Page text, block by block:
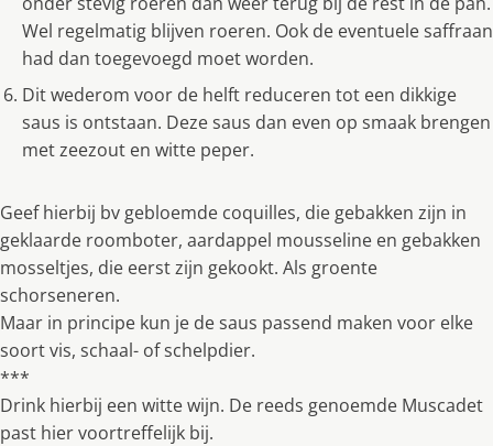
Wel regelmatig blijven roeren. Ook de eventuele saffraan
had dan toegevoegd moet worden.
Dit wederom voor de helft reduceren tot een dikkige
saus is ontstaan. Deze saus dan even op smaak brengen
met zeezout en witte peper.
Geef hierbij bv gebloemde coquilles, die gebakken zijn in
geklaarde roomboter, aardappel mousseline en gebakken
mosseltjes, die eerst zijn gekookt. Als groente
schorseneren.
Maar in principe kun je de saus passend maken voor elke
soort vis, schaal- of schelpdier.
***
Drink hierbij een witte wijn. De reeds genoemde Muscadet
past hier voortreffelijk bij.